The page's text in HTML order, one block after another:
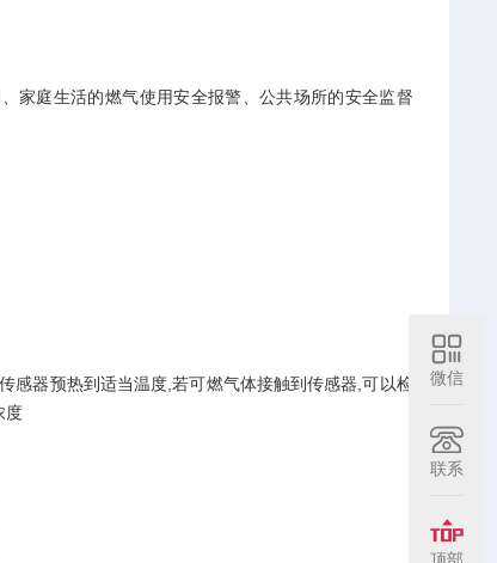
家庭生活的燃气使用安全报警、公共场所的安全监督
感器预热到适当温度,若可燃气体接触到传感器,可以检
度
微信
联系